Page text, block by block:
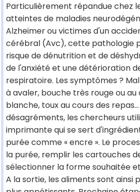
Particulièrement répandue chez
atteintes de maladies
Alzheimer ou victimes d'un
cérébral (Avc), cette pathologie
risque de dénutrition et de
de l'anxiété et une détérioration
respiratoire. Les symptômes ?
à avaler, bouche très rouge ou
blanche, toux au cours des
désagréments, les chercheurs
imprimante qui se sert
purée comme « encre ». Le
la purée, remplir les cartouches
sélectionner la forme souhaitée
A la sortie, les aliments sont ainsi